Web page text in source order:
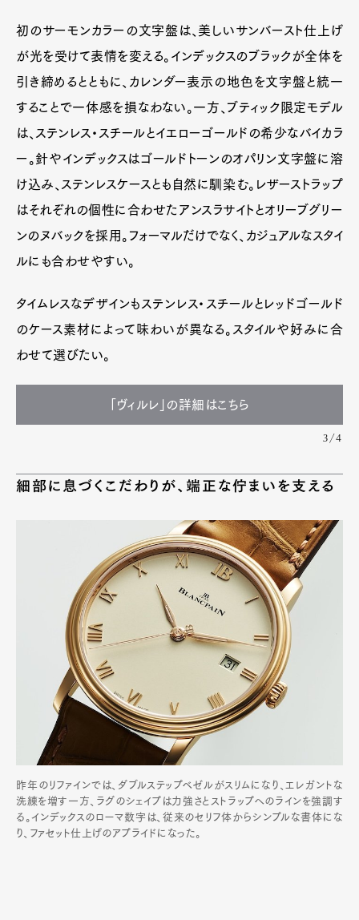
初のサーモンカラーの文字盤は、美しいサンバースト仕上げ
が光を受けて表情を変える。インデックスのブラックが全体を
引き締めるとともに、カレンダー表示の地色を文字盤と統一
することで一体感を損なわない。一方、ブティック限定モデル
は、ステンレス・スチールとイエローゴールドの希少なバイカラ
ー。針やインデックスはゴールドトーンのオパリン文字盤に溶
け込み、ステンレスケースとも自然に馴染む。レザーストラップ
はそれぞれの個性に合わせたアンスラサイトとオリーブグリー
ンのヌバックを採用。フォーマルだけでなく、カジュアルなスタイ
ルにも合わせやすい。
タイムレスなデザインもステンレス・スチールとレッドゴールド
のケース素材によって味わいが異なる。スタイルや好みに合
わせて選びたい。
「ヴィルレ」の詳細はこちら
3/4
細部に息づくこだわりが、端正な佇まいを支える
昨年のリファインでは、ダブルステップベゼルがスリムになり、エレガントな
洗練を増す一方、ラグのシェイプは力強さとストラップへのラインを強調す
る。インデックスのローマ数字は、従来のセリフ体からシンプルな書体にな
り、ファセット仕上げのアプライドになった。